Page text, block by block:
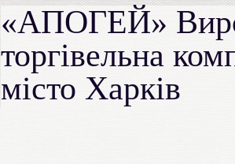
«АПОГЕЙ»
торгівельна
місто Харків